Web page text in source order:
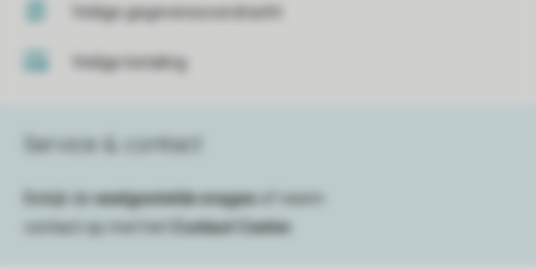
Veilige gegevensoverdracht
Veilige betaling
Service & contact
Bekijk de veelgestelde vragen
of neem
contact op met het
Contact Center